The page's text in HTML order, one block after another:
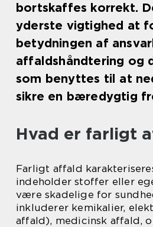
bortskaffes korrekt.
yderste vigtighed at
betydningen af
affaldshåndtering og
som benyttes til at
sikre en bæredygtig
Hvad er farligt
Farligt affald
indeholder stoffer eller
være skadelige for
inkluderer kemikalier,
affald), medicinsk affald,